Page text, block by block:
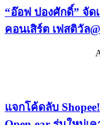
“อ๊อฟ ปองศักดิ์” จัด
คอนเสิร์ต เฟสติวัล
แจกโค้ดลับ